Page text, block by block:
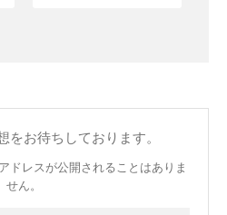
をお待ちしております。
ドレスが公開されることはありま
せん。